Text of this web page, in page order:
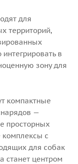
для
территорий,
в
зону для
компактные
—
просторных
комплексы с
для собак
станет центром